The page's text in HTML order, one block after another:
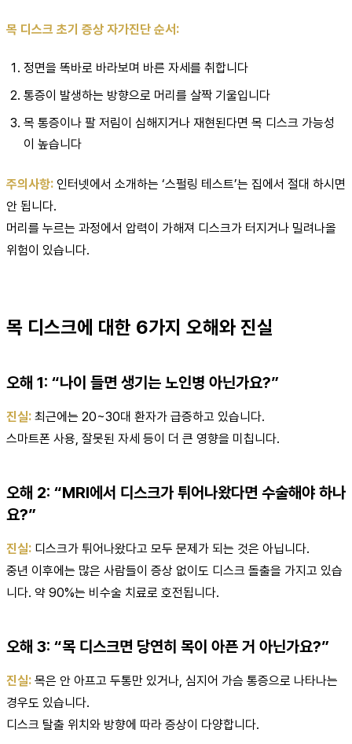
목 디스크 초기 증상 자가진단 순서:
정면을 똑바로 바라보며 바른 자세를 취합니다
통증이 발생하는 방향으로 머리를 살짝 기울입니다
목 통증이나 팔 저림이 심해지거나 재현된다면 목 디스크 가능성
이 높습니다
주의사항: 인터넷에서 소개하는 ‘스펄링 테스트’는 집에서 절대 하시면
안 됩니다.
머리를 누르는 과정에서 압력이 가해져 디스크가 터지거나 밀려나올
위험이 있습니다.
목 디스크에 대한 6가지 오해와 진실
오해 1: “나이 들면 생기는 노인병 아닌가요?”
진실: 최근에는 20~30대 환자가 급증하고 있습니다.
스마트폰 사용, 잘못된 자세 등이 더 큰 영향을 미칩니다.
오해 2: “MRI에서 디스크가 튀어나왔다면 수술해야 하나
요?”
진실: 디스크가 튀어나왔다고 모두 문제가 되는 것은 아닙니다.
중년 이후에는 많은 사람들이 증상 없이도 디스크 돌출을 가지고 있습
니다. 약 90%는 비수술 치료로 호전됩니다.
오해 3: “목 디스크면 당연히 목이 아픈 거 아닌가요?”
진실: 목은 안 아프고 두통만 있거나, 심지어 가슴 통증으로 나타나는
경우도 있습니다.
디스크 탈출 위치와 방향에 따라 증상이 다양합니다.